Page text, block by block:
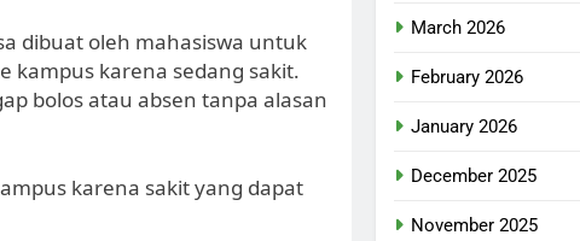
dibuat oleh mahasiswa untuk
kampus karena sedang sakit.
bolos atau absen tanpa alasan
karena sakit yang dapat
March 2026
February 2026
January 2026
December 2025
November 2025